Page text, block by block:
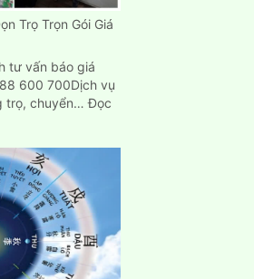
Trọ Trọn Gói Giá
tư vấn báo giá
600 700Dịch vụ
trọ, chuyển…Đọc